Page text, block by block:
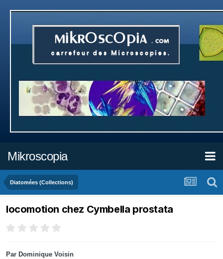
Mikroscopia
Diatomées (Collections)
locomotion chez Cymbella prostata
Par Dominique Voisin